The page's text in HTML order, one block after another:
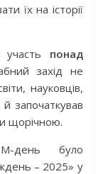
їх на історії
участь понад
захід не
науковців,
й започаткував
щорічною.
день було
– 2025» у